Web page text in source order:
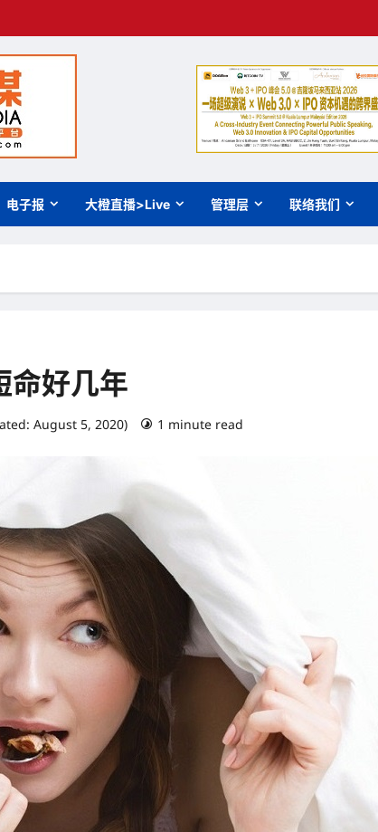
电子报 大橙直播>Live 管理层 联络我们
命好几年
August 5, 2020) 1 minute read